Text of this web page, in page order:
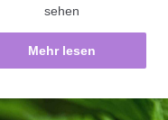
sehen
Mehr lesen